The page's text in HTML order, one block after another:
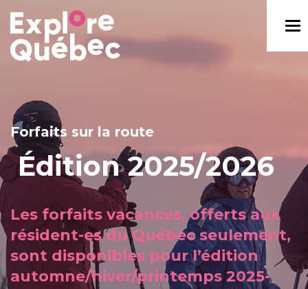
Forfaits sur la route
Édition 2025/2026
Les forfaits vacances, offerts aux
résident-es du Québec seulement,
sont disponibles pour l’édition
automne/hiver/printemps 2025-